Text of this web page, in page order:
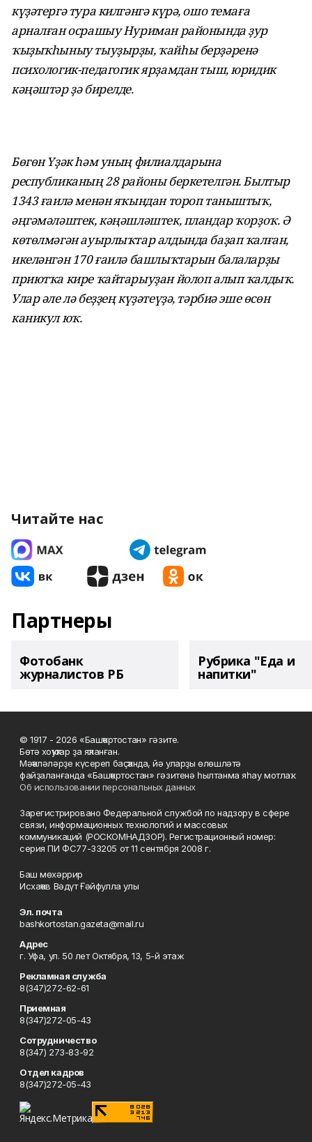
күҙәтергә тура килгәнгә күрә, ошо темаға
арналған осрашыу Нуриман районында ҙур
ҡыҙыҡһыныу тыуҙырҙы, ҡайһы берҙәренә
психологик-педагогик ярҙамдан тыш, юридик
кәңәштәр ҙә бирелде.
Бөгөн Үҙәк һәм уның филиалдарына
республиканың 28 районы беркетелгән. Былтыр
1343 ғаилә менән яҡындан тороп таныштыҡ,
әңгәмәләштек, кәңәшләштек, пландар ҡорҙоҡ. Ә
көтөлмәгән ауырлыҡтар алдында баҙап ҡалған,
икеләнгән 170 ғаилә башлыҡтарын балаларҙы
приютҡа кире ҡайтарыуҙан йолоп алып ҡалдыҡ.
Улар әле лә беҙҙең күҙәтеүҙә, тәрбиә эше өсөн
каникул юҡ.
Читайте нас
Партнеры
Фотобанк
журналистов РБ
Рубрика "Еда и
напитки"
© 1917 - 2026 «Башҡортостан» гәзите.
Бөтә хоҡуҡтар ҙа яҡланған.
Мәҡәләләрҙе күсереп баҫҡанда, йә уларҙы өлөшләтә
файҙаланғанда «Башҡортостан» гәзитенә һылтанма яһау мотлаҡ.
Об использовании персональных данных
Зарегистрировано Федеральной службой по надзору в сфере
связи, информационных технологий и массовых
коммуникаций (РОСКОМНАДЗОР). Регистрационный номер:
серия ПИ ФС77-33205 от 11 сентября 2008 г.
Баш мөхәррир
Исхаҡов Вәдүт Ғәйфулла улы
Эл. почта
bashkortostan.gazeta@mail.ru
Адрес
г. Уфа, ул. 50 лет Октября, 13, 5-й этаж
Рекламная служба
8(347)272-62-61
Приемная
8(347)272-05-43
Сотрудничество
8(347) 273-83-92
Отдел кадров
8(347)272-05-43